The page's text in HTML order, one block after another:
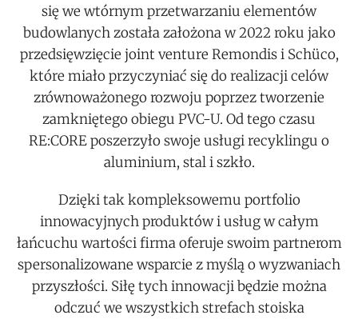
się we wtórnym przetwarzaniu elementów
budowlanych została założona w 2022 roku jako
przedsięwzięcie joint venture Remondis i Schüco,
które miało przyczyniać się do realizacji celów
zrównoważonego rozwoju poprzez tworzenie
zamkniętego obiegu PVC-U. Od tego czasu
RE:CORE poszerzyło swoje usługi recyklingu o
aluminium, stal i szkło.
Dzięki tak kompleksowemu portfolio
innowacyjnych produktów i usług w całym
łańcuchu wartości firma oferuje swoim partnerom
spersonalizowane wsparcie z myślą o wyzwaniach
przyszłości. Siłę tych innowacji będzie można
odczuć we wszystkich strefach stoiska